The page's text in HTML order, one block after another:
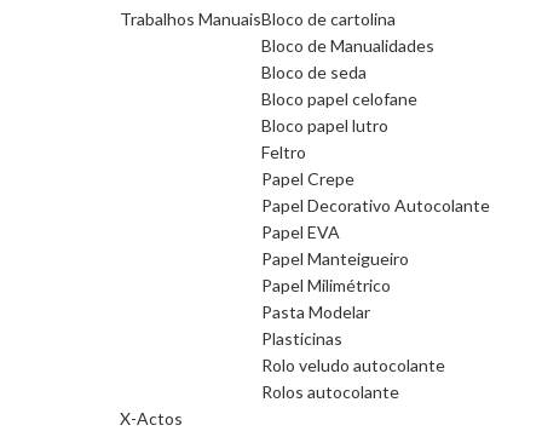
Trabalhos ManuaisBloco de cartolina
Bloco de Manualidades
Bloco de seda
Bloco papel celofane
Bloco papel lutro
Feltro
Papel Crepe
Papel Decorativo Autocolante
Papel EVA
Papel Manteigueiro
Papel Milimétrico
Pasta Modelar
Plasticinas
Rolo veludo autocolante
Rolos autocolante
X-Actos